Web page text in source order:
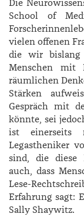
Die
School of
vielen offenen
die wir bislang
Menschen mit
räumlichen
Stärken
Gespräch mit
könnte, sei
ist einerseits
Legastheniker
sind, die diese
auch, dass
Lese-
Erfahrung sagt:
Sally ­Shaywitz.